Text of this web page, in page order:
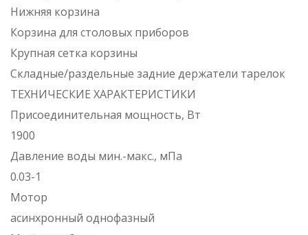
Нижняя корзина
Корзина для столовых приборов
Крупная сетка корзины
Складные/раздельные задние держатели тарелок
ТЕХНИЧЕСКИЕ ХАРАКТЕРИСТИКИ
Присоединительная мощность, Вт
1900
Давление воды мин.-макс., мПа
0.03-1
Мотор
асинхронный однофазный